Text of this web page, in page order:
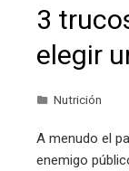
3
elegir
Nutrición
A menudo el
enemigo